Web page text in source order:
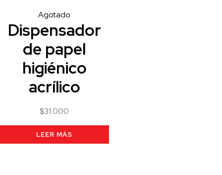
Agotado
Dispensador
de papel
higiénico
acrílico
$31.000
LEER MÁS